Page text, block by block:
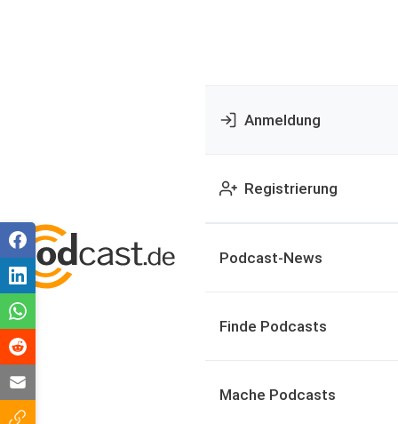
Anmeldung
Registrierung
Podcast-News
Finde Podcasts
Mache Podcasts